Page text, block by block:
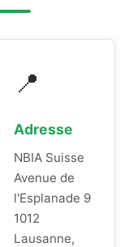
📍
Adresse
NBIA Suisse
Avenue de
l'Esplanade 9
1012
Lausanne,